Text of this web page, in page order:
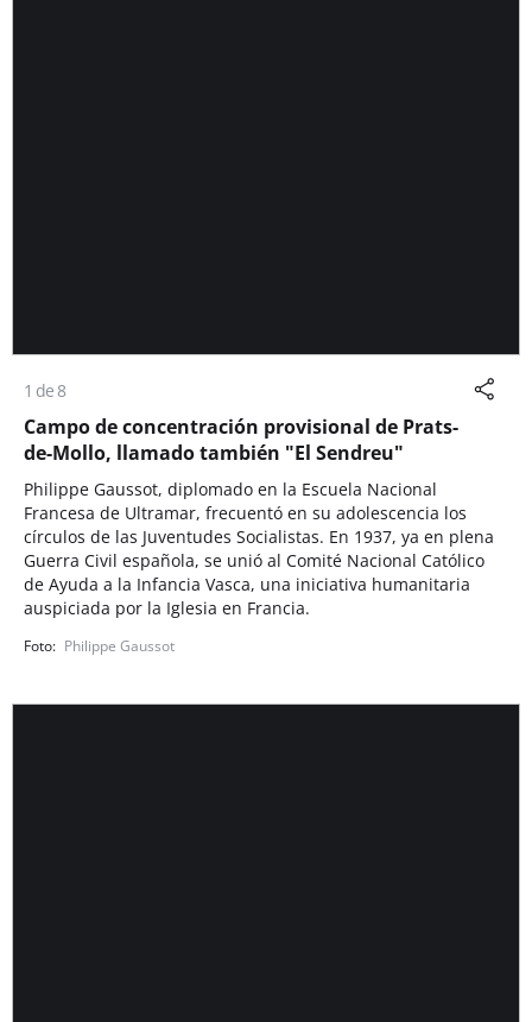
1 de 8
Campo de concentración provisional de Prats-
de-Mollo, llamado también "El Sendreu"
Philippe Gaussot, diplomado en la Escuela Nacional
Francesa de Ultramar, frecuentó en su adolescencia los
círculos de las Juventudes Socialistas. En 1937, ya en plena
Guerra Civil española, se unió al Comité Nacional Católico
de Ayuda a la Infancia Vasca, una iniciativa humanitaria
auspiciada por la Iglesia en Francia.
Philippe Gaussot